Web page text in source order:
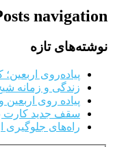
navigation
نوشته‌های تازه
پیاده‌روی
زندگی و زمانه
پیاده روی
سقف جدید کارت
راه‌های جلوگیری